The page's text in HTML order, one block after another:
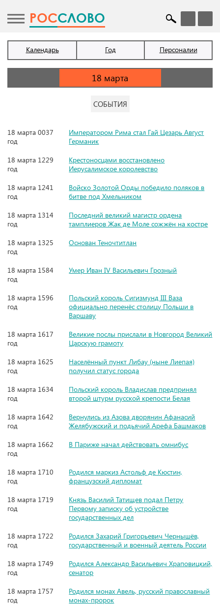
POCСЛОВО
Календарь Год Персоналии
СОБЫТИЯ
18 марта 0037
год
Императором Рима стал Гай Цезарь Август
Германик
18 марта 1229
год
Крестоносцами восстановлено
Иерусалимское королевство
18 марта 1241
год
Войско Золотой Орды победило поляков в
битве под Хмельником
18 марта 1314
год
Последний великий магистр ордена
тамплиеров Жак де Моле сожжён на костре
18 марта 1325
год
Основан Теночтитлан
18 марта 1584
год
Умер Иван IV Васильевич Грозный
18 марта 1596
год
Польский король Сигизмунд III Ваза
официально перенёс столицу Польши в
Варшаву
18 марта 1617
год
Великие послы прислали в Новгород Великий
Царскую грамоту
18 марта 1625
год
Населённый пункт Либау (ныне Лиепая)
получил статус города
18 марта 1634
год
Польский король Владислав предпринял
второй штурм русской крепости Белая
18 марта 1642
год
Вернулись из Азова дворянин Афанасий
Желябужский и подьячий Арефа Башмаков
18 марта 1662
год
В Париже начал действовать омнибус
18 марта 1710
год
Родился маркиз Астольф де Кюстин,
французский дипломат
18 марта 1719
год
Князь Василий Татищев подал Петру
Первому записку об устройстве
государственных дел
18 марта 1722
год
Родился Захарий Григорьевич Чернышёв,
государственный и военный деятель России
18 марта 1749
год
Родился Александр Васильевич Храповицкий,
сенатор
18 марта 1757
год
Родился монах Авель, русский православный
монах-пророк